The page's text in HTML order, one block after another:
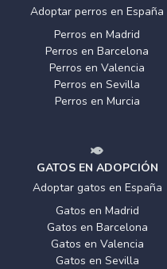
Adoptar perros en España
Perros en Madrid
Perros en Barcelona
Perros en Valencia
Perros en Sevilla
Perros en Murcia
GATOS EN ADOPCIÓN
Adoptar gatos en España
Gatos en Madrid
Gatos en Barcelona
Gatos en Valencia
Gatos en Sevilla